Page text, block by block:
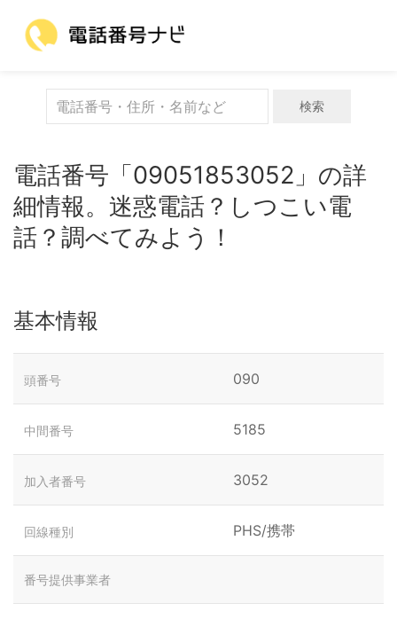
検索
電話番号「09051853052」の詳
細情報。迷惑電話？しつこい電
話？調べてみよう！
基本情報
頭番号 090
中間番号 5185
加入者番号 3052
回線種別 PHS/携帯
番号提供事業者